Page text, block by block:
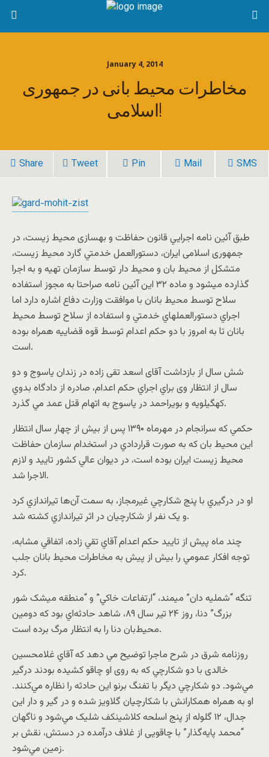
January 4, 2014
مخاطرات محيط بانی در جمهوری
اسلامی!
Share Tweet Pin Mail SMS
طبق آئين نامه اجرايي قانون حفاظت و بهسازی محيط زيست، در
جمهوری اسلامی ايران، دستورالعمل‌ خدمتي‌ گارد محيط زيست،
متشکل از محيط بان و محيط دار توسط‌ سازمان‌ تهيه‌ و به‌ اجرا
گذارده‌ ميشود و ماده ٣٢ اين آئين نامه صراحتا به مجوز استفاده
سلاح توسط محيط بانان با موافقت‌ وزارت‌ دفاع‌ اشاره دارد اما
اجراي دستورالعملهاي خدمتي و استفاده از سلاح توسط محيط
بانان تا به امروز با دو حکم اعدام توسط قوه قضاييه همراه بوده
است.
شش سال از بازداشت آقای اسعد تقی زاده در زندان ياسوج و دو
سال از انتظار وی براي اجراي حکم اعدام، صادره از دادگاه بدوي
کهگيلويه و بويراحمد در ياسوج به اتهام قتل عمد مي گذرد.
حکمي که سرانجام در مهرماه ۱۳۹۰ پس از بيش از چهار سال انتظار
اين محيط بان که به صورت قراردادي در استخدام سازمان حفاظت
محيط زيست ايران بوده است، در ديوان عالي کشور تاييد و لازم
الاجرا شد.
او در درگيري با پنج شکارچي غيرمجاز، به سمت آن‌ها تيراندازي کرد
و يک نفر از شکارچيان در اثر تيراندازي کشته شد.
چند ماه پيش از تاييد حکم اعدام آقاي تقي زاده، اتفاقي مشابه،
توجه افکار عمومي را بيش از پيش به مخاطرات محيط بانان جلب
کرد.
تنگه “شمليه دان” ميمند، “ارتفاعات خاکي” و “منطقه ميشک شور
بزرگ” دنا، روز ٢۴ تير سال ٨۹، شاهد حادثه‌اي بود که دومين
محيط‌بان دنا را به انتظار مرگ برده است.
روزنامه شرق در شرح ماجرا توضيح مي دهد که آقاي غلامحسين
خالدی با دو شکارچي که به روی او چاقو کشيده بودند درگير
مي‌شود. دو شکارچي ديگر با تفنگ برنو اين حادثه را نظاره مي‌کنند.
او به همراه همکارانش با شکارچيان گلاويز شده و در ‌گير و ‌دار اين
جدال، ١٢ گلوله از پنج اسلحه کلاشينکف شليک مي‌شود و ناگهان
“محمد پايه‌گذار” با چاقويی از غلاف درآمده در دستش، نقش بر
زمين مي‌شود.